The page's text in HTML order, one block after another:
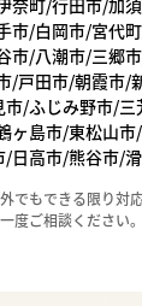
奈町/行田市/加
市/白岡市/宮代
市/八潮市/三郷
/戸田市/朝霞市/
市/ふじみ野市/
ヶ島市/東松山
/日高市/熊谷市/
でもできる限り対
度ご相談ください。